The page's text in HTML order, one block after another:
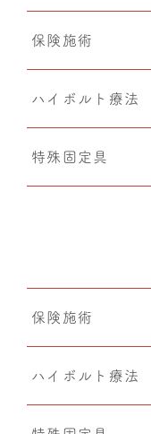
保険施術
ハイボルト療法
特殊固定具
保険施術
ハイボルト療法